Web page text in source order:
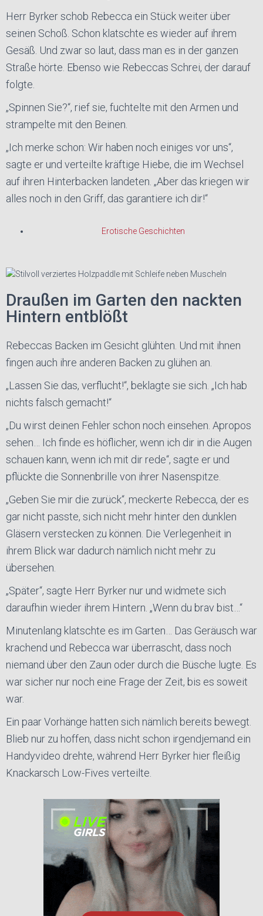
Herr Byrker schob Rebecca ein Stück weiter über
seinen Schoß. Schon klatschte es wieder auf ihrem
Gesäß. Und zwar so laut, dass man es in der ganzen
Straße hörte. Ebenso wie Rebeccas Schrei, der darauf
folgte.
„Spinnen Sie?“, rief sie, fuchtelte mit den Armen und
strampelte mit den Beinen.
„Ich merke schon: Wir haben noch einiges vor uns“,
sagte er und verteilte kräftige Hiebe, die im Wechsel
auf ihren Hinterbacken landeten. „Aber das kriegen wir
alles noch in den Griff, das garantiere ich dir!“
Erotische Geschichten
Draußen im Garten den nackten
Hintern entblößt
Rebeccas Backen im Gesicht glühten. Und mit ihnen
fingen auch ihre anderen Backen zu glühen an.
„Lassen Sie das, verflucht!“, beklagte sie sich. „Ich hab
nichts falsch gemacht!“
„Du wirst deinen Fehler schon noch einsehen. Apropos
sehen… Ich finde es höflicher, wenn ich dir in die Augen
schauen kann, wenn ich mit dir rede“, sagte er und
pflückte die Sonnenbrille von ihrer Nasenspitze.
„Geben Sie mir die zurück“, meckerte Rebecca, der es
gar nicht passte, sich nicht mehr hinter den dunklen
Gläsern verstecken zu können. Die Verlegenheit in
ihrem Blick war dadurch nämlich nicht mehr zu
übersehen.
„Später“, sagte Herr Byrker nur und widmete sich
daraufhin wieder ihrem Hintern. „Wenn du brav bist…“
Minutenlang klatschte es im Garten… Das Geräusch war
krachend und Rebecca war überrascht, dass noch
niemand über den Zaun oder durch die Büsche lugte. Es
war sicher nur noch eine Frage der Zeit, bis es soweit
war.
Ein paar Vorhänge hatten sich nämlich bereits bewegt.
Blieb nur zu hoffen, dass nicht schon irgendjemand ein
Handyvideo drehte, während Herr Byrker hier fleißig
Knackarsch Low-Fives verteilte.